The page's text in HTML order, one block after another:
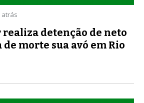
atrás
detenção de neto
de morte sua avó em Rio